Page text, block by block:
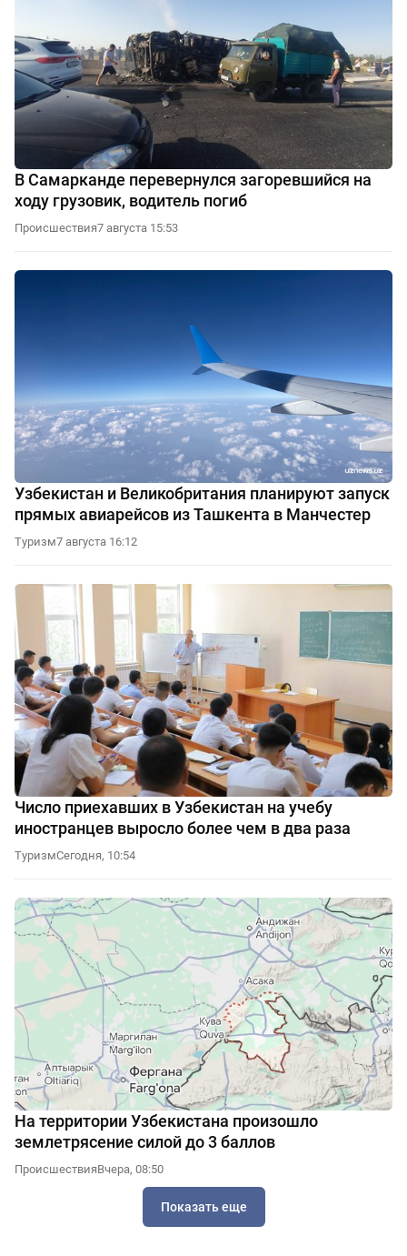
В Самарканде перевернулся загоревшийся на
ходу грузовик, водитель погиб
Происшествия7 августа 15:53
Узбекистан и Великобритания планируют запуск
прямых авиарейсов из Ташкента в Манчестер
Туризм7 августа 16:12
Число приехавших в Узбекистан на учебу
иностранцев выросло более чем в два раза
ТуризмСегодня, 10:54
На территории Узбекистана произошло
землетрясение силой до 3 баллов
ПроисшествияВчера, 08:50
Показать еще